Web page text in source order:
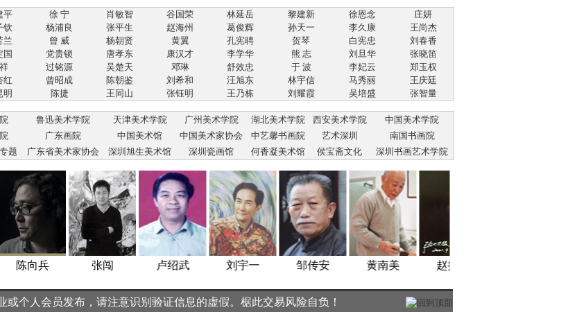
平 徐 宁 肖敏智 谷国荣 林延岳 黎建新 徐恩念
庄妍
钦 杨浦良 张平生 赵海州 葛俊辉 孙天一 李久康
王尚杰
兰 曾 威 杨朝贤 黄翼 孔宪聘 贺琴 白宪忠
刘春香
国 党贵锁 唐孝东 康汉才 李学华 熊 志 刘旦华
张晓笛
过铭源 吴楚天 邓琳 舒效忠 于 波 李妃云
郑玉权
红 曾昭成 陈朝鉴 刘希和 汪旭东 林宇信 马秀丽
王庆廷
明 陈捷 王同山 张钰明 王乃栋 刘耀霞 吴培盛 张智量
鲁迅美术学院 天津美术学院 广州美术学院 湖北美术学院 西安美术学院
中国美术学院
广东画院 中国美术馆 中国美术家协会 中艺馨书画院 艺术深圳
南国书画院
题 广东省美术家协会 深圳旭生美术馆 深圳瓷画馆 何香凝美术馆 侯宝斋文化 深圳书画艺术学院
陈向兵 张闯 卢绍武 刘宇一 邹传安 黄南美 赵振平
或个人会员发布，请注意识别验证信息的虚假。椐此交易风险自负！